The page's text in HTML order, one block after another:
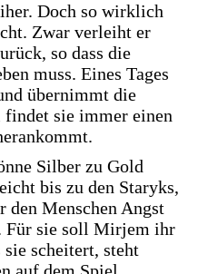
Doch so wirklich
Zwar verleiht er
so dass die
muss. Eines Tages
übernimmt die
sie immer einen
Silber zu Gold
bis zu den Staryks,
den Menschen Angst
Für sie soll Mirjem ihr
scheitert, steht